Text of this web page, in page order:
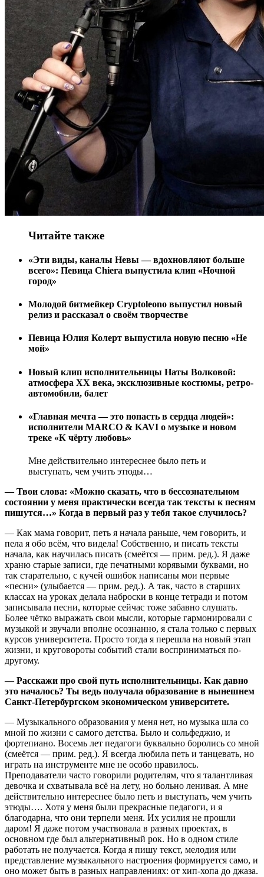
Читайте также
«Эти виды, каналы Невы — вдохновляют больше
всего»: Певица Chiera выпустила клип «Ночной
город»
Молодой битмейкер Cryptoleono выпустил новый
релиз и рассказал о своём творчестве
Певица Юлия Колерт выпустила новую песню «Не
мой»
Новый клип исполнительницы Наты Волковой:
атмосфера XX века, эксклюзивные костюмы, ретро-
автомобили, балет
«Главная мечта — это попасть в сердца людей»:
исполнители MARCO & KAVI о музыке и новом
треке «К чёрту любовь»
Мне действительно интереснее было петь и
выступать, чем учить этюды…
—Твои слова: «Можно сказать, что в бессознательном
состоянии у меня практически всегда так тексты к песням
пишутся…» Когда в первый раз у тебя такое случилось?
— Как мама говорит, петь я начала раньше, чем говорить, и
пела я обо всём, что видела! Собственно, и писать тексты
начала, как научилась писать (смеётся — прим. ред.). Я даже
храню старые записи, где печатными корявыми буквами, но
так старательно, с кучей ошибок написаны мои первые
«песни» (улыбается — прим. ред.). А так, часто в старших
классах на уроках делала наброски в конце тетради и потом
записывала песни, которые сейчас тоже забавно слушать.
Более чётко выражать свои мысли, которые гармонировали с
музыкой и звучали вполне осознанно, я стала только с первых
курсов университета. Просто тогда я перешла на новый этап
жизни, и круговороты событий стали восприниматься по-
другому.
—Расскажи про свой путь исполнительницы. Как давно
это началось? Ты ведь получала образование в нынешнем
Санкт-Петербургском экономическом университете.
— Музыкального образования у меня нет, но музыка шла со
мной по жизни с самого детства. Было и сольфеджио, и
фортепиано. Восемь лет педагоги буквально боролись со мной
(смеётся — прим. ред.). Я всегда любила петь и танцевать, но
играть на инструменте мне не особо нравилось.
Преподаватели часто говорили родителям, что я талантливая
девочка и схватывала всё на лету, но больно ленивая. А мне
действительно интереснее было петь и выступать, чем учить
этюды…. Хотя у меня были прекрасные педагоги, и я
благодарна, что они терпели меня. Их усилия не прошли
даром! Я даже потом участвовала в разных проектах, в
основном где был альтернативный рок. Но в одном стиле
работать не получается. Когда я пишу текст, мелодия или
представление музыкального настроения формируется само, и
оно может быть в разных направлениях: от хип-хопа до джаза.